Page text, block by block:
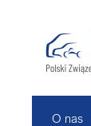
O nas